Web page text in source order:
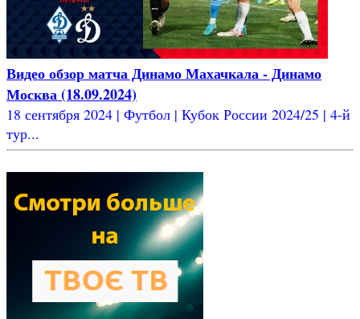
Видео обзор матча Динамо Махачкала - Динамо
Москва (18.09.2024)
18 сентября 2024 | Футбол | Кубок России 2024/25 | 4-й
тур...